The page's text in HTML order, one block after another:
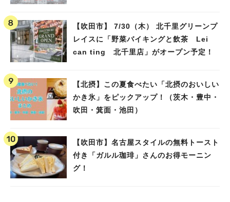
【吹田市】 7/30（木） 北千里グリーンプ
レイスに「野菜バイキングと飲茶 Lei
can ting 北千里店」がオープン予定！
【北摂】この夏食べたい「北摂のおいしい
かき氷」をピックアップ！（茨木・豊中・
吹田・箕面・池田）
【吹田市】名古屋スタイルの無料トースト
付き「ガルル珈琲」さんのお得モーニン
グ！